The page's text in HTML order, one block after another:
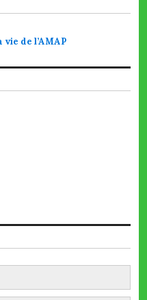
de l’AMAP